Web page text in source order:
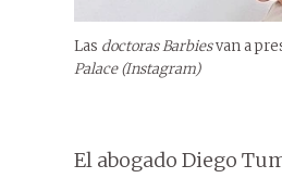
Las doctoras Barbiesvan a
Palace (Instagram)
El abogado Diego